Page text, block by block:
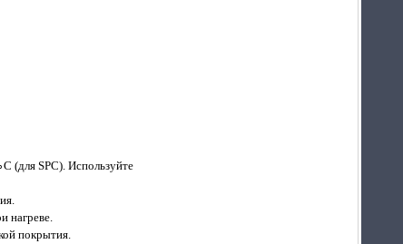
(для SPC). Используйте
нагреве.
покрытия.